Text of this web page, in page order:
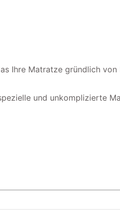
Ihre Matratze gründlich
und unkomplizierte